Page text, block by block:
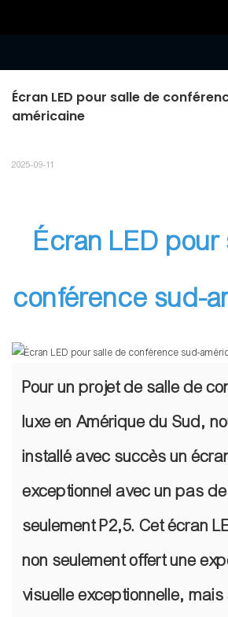
Écran LED pour salle de
américaine
2025-09-11
Écran LED pour
conférence sud-
Pour un projet de salle de
luxe en Amérique du Sud,
installé avec succès un
exceptionnel avec un pas
seulement P2,5. Cet écran
non seulement offert une
visuelle exceptionnelle,